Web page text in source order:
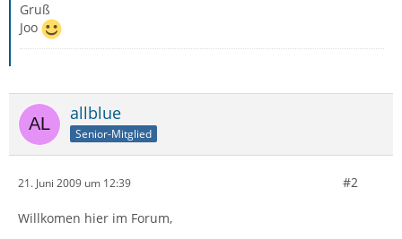
Gruß
Joo
allblue
Senior-Mitglied
21. Juni 2009 um 12:39 #2
Willkomen hier im Forum,